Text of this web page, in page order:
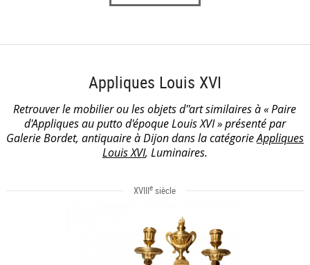
Appliques Louis XVI
Retrouver le mobilier ou les objets d''art similaires à « Paire
d'Appliques au putto d'époque Louis XVI » présenté par
Galerie Bordet, antiquaire à Dijon dans la catégorieAppliques
Louis XVI, Luminaires.
XVIIIe siècle